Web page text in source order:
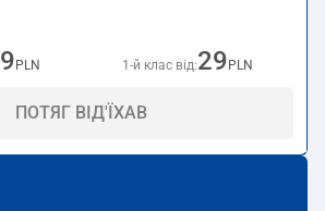
PLN 1-й клас від:29 PLN
ПОТЯГ ВІД'ЇХАВ